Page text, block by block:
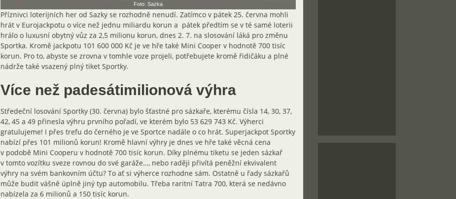
Foto: Sazka
Příznivci loterijních her od Sazky se rozhodně nenudí. Zatímco v pátek 25. června mohli
hrát v Eurojackpotu o více než jednu miliardu korun a pátek předtím se v té samé loterii
hrálo o luxusní obytný vůz za 2,5 milionu korun, dnes 2. 7. na slosování láká pro změnu
Sportka. Kromě jackpotu 101 600 000 Kč je ve hře také Mini Cooper v hodnotě 700 tisíc
korun. Pro to, abyste se zrovna v tomhle voze projeli, potřebujete kromě řidičáku a plné
nádrže také vsazený plný tiket Sportky.
Více než padesátimilionová výhra
Středeční losování Sportky (30. června) bylo šťastné pro sázkaře, kterému čísla 14, 30, 37,
42, 45 a 49 přinesla výhru prvního pořadí, ve kterém bylo 53 629 743 Kč. Výherci
gratulujeme! I přes trefu do černého je ve Sportce nadále o co hrát. Superjackpot Sportky
nabízí přes 101 milionů korun! Kromě hlavní výhry je dnes ve hře také věcná cena
v podobě Mini Cooperu v hodnotě 700 tisíc korun. Díky plnému tiketu se jeden sázkař
v tomto vozítku sveze rovnou do své garáže…, nebo raději přivítá peněžní ekvivalent
výhry na svém bankovním účtu? To ať si výherce rozhodne sám. Ostatně u řady sázkařů
může budit vášně úplně jiný typ automobilu. Třeba raritní Tatra 700, která se nedávno
nabízela za 6 milionů a 150 tisíc korun.